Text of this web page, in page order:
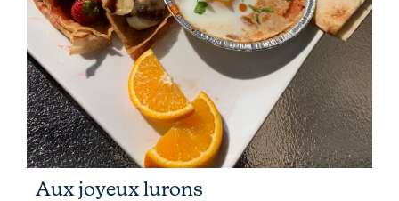
Aux joyeux lurons